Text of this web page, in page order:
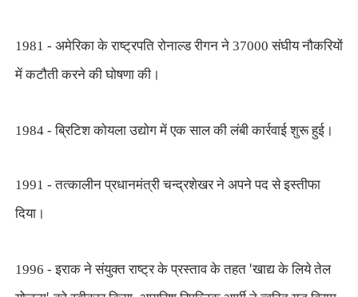
1981 - अमेरिका के राष्ट्रपति रोनाल्ड रीगन ने 37000 संघीय नौकरियों
में कटौती करने की घोषणा की।
1984 - ब्रिटिश कोयला उद्योग में एक साल की लंबी कार्रवाई शुरू हुई।
1991 - तत्कालीन प्रधानमंत्री चन्द्रशेखर ने अपने पद से इस्तीफा
दिया।
1996 - इराक ने संयुक्त राष्ट्र के प्रस्ताव के तहत 'खाद्य के लिये तेल